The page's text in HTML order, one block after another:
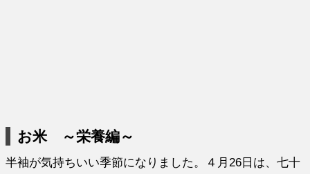
お米 ～栄養編～
半袖が気持ちいい季節になりました。４月26日は、七十